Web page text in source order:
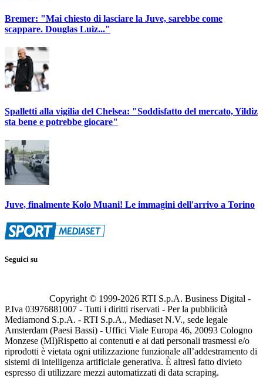
Bremer: "Mai chiesto di lasciare la Juve, sarebbe come
scappare. Douglas Luiz..."
Spalletti alla vigilia del Chelsea: "Soddisfatto del mercato, Yildiz
sta bene e potrebbe giocare"
Juve, finalmente Kolo Muani! Le immagini dell'arrivo a Torino
Seguici su
Copyright © 1999-2026 RTI S.p.A. Business Digital -
P.Iva 03976881007 - Tutti i diritti riservati - Per la pubblicità
Mediamond S.p.A. - RTI S.p.A., Mediaset N.V., sede legale
Amsterdam (Paesi Bassi) - Uffici Viale Europa 46, 20093 Cologno
Monzese (MI)Rispetto ai contenuti e ai dati personali trasmessi e/o
riprodotti è vietata ogni utilizzazione funzionale all’addestramento di
sistemi di intelligenza artificiale generativa. È altresì fatto divieto
espresso di utilizzare mezzi automatizzati di data scraping.